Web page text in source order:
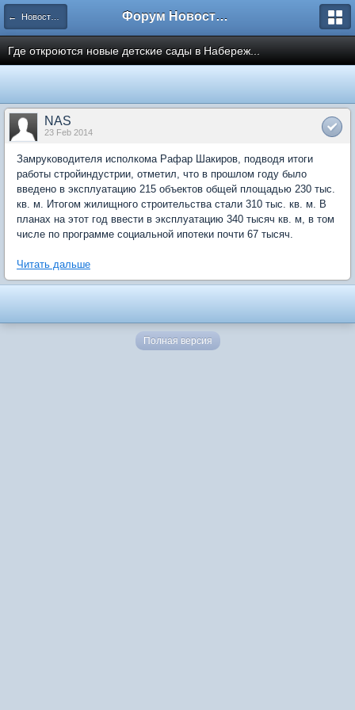
← Новости рынка недвижимости Форум Новостройки
Где откроются новые детские сады в Набереж...
NAS
23 Feb 2014
Замруководителя исполкома Рафар Шакиров, подводя итоги
работы стройиндустрии, отметил, что в прошлом году было
введено в эксплуатацию 215 объектов общей площадью 230 тыс.
кв. м. Итогом жилищного строительства стали 310 тыс. кв. м. В
планах на этот год ввести в эксплуатацию 340 тысяч кв. м, в том
числе по программе социальной ипотеки почти 67 тысяч.
Читать дальше
Полная версия